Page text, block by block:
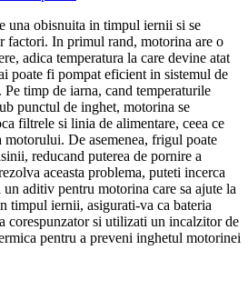
una obisnuita in timpul iernii si se
factori. In primul rand, motorina are o
adica temperatura la care devine atat
poate fi pompat eficient in sistemul de
timp de iarna, cand temperaturile
punctul de inghet, motorina se
filtrele si linia de alimentare, ceea ce
De asemenea, frigul poate
reducand puterea de pornire a
aceasta problema, puteti incerca
aditiv pentru motorina care sa ajute la
timpul iernii, asigurati-va ca bateria
corespunzator si utilizati un incalzitor de
pentru a preveni inghetul motorinei